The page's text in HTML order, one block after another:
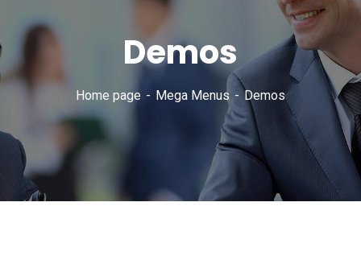
Demos
Home page Mega Menus Demos